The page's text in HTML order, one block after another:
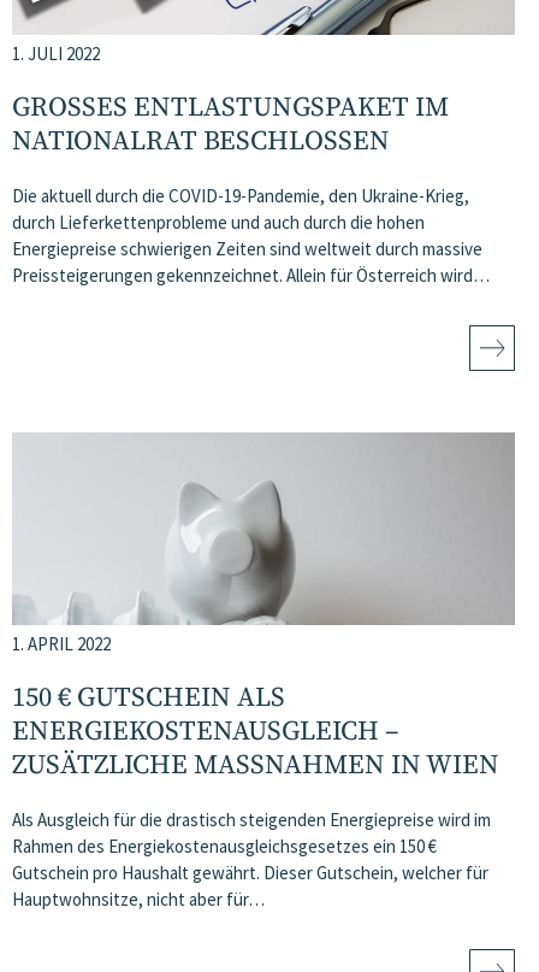
1. JULI 2022
GROSSES ENTLASTUNGSPAKET IM N
ATIONALRAT BESCHLOSSEN
Die aktuell durch die COVID-19-Pandemie, den Ukraine-Krieg,
durch Lieferkettenprobleme und auch durch die hohen
Energiepreise schwierigen Zeiten sind weltweit durch massive
Preissteigerungen gekennzeichnet. Allein für Österreich wird…
1. APRIL 2022
150 € GUTSCHEIN ALS
ENERGIEKOSTENAUSGLEICH –
ZUSÄTZLICHE MASSNAHMEN IN WIEN
Als Ausgleich für die drastisch steigenden Energiepreise wird im
Rahmen des Energiekostenausgleichsgesetzes ein 150 €
Gutschein pro Haushalt gewährt. Dieser Gutschein, welcher für
Hauptwohnsitze, nicht aber für…